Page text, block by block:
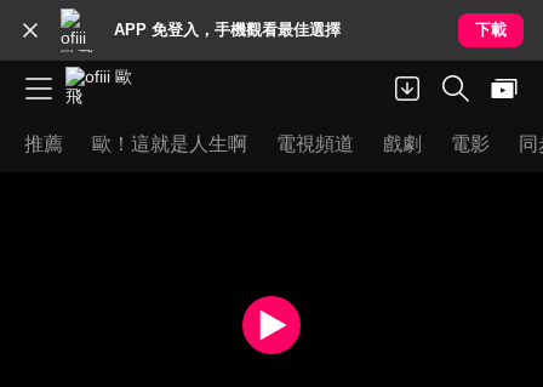
APP 免登入，手機觀看最佳選擇 下載
推薦 歐！這就是人生啊 電視頻道 戲劇 電影